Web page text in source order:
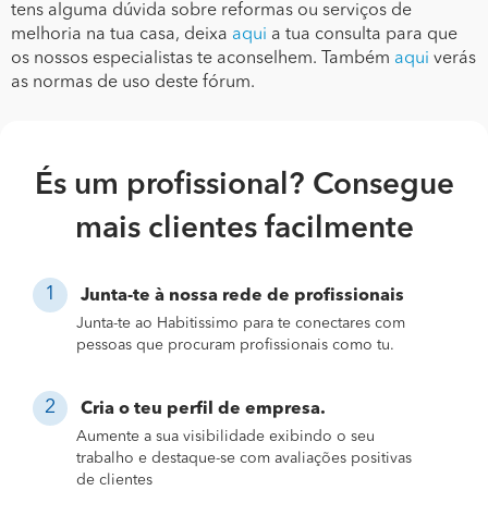
tens alguma dúvida sobre reformas ou serviços de
melhoria na tua casa, deixa aqui a tua consulta para que
os nossos especialistas te aconselhem. Também aqui verás
as normas de uso deste fórum.
És um profissional? Consegue
mais clientes facilmente
Junta-te à nossa rede de profissionais
Junta-te ao Habitissimo para te conectares com
pessoas que procuram profissionais como tu.
Cria o teu perfil de empresa.
Aumente a sua visibilidade exibindo o seu
trabalho e destaque-se com avaliações positivas
de clientes